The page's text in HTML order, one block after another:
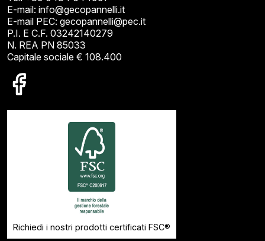
E-mail: info@gecopannelli.it
E-mail PEC: gecopannelli@pec.it
P.I. E C.F. 03242140279
N. REA PN 85033
Capitale sociale € 108.400
Richiedi i nostri prodotti certificati FSC®